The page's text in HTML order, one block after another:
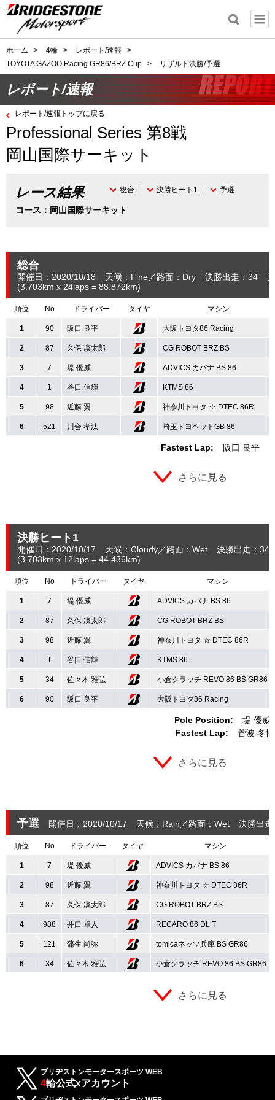
ホーム > 4輪 > レポート/速報
>
TOYOTA GAZOO Racing GR86/BRZ Cup
> リザルト決勝/予選
レポート/速報
レポート/速報トップに戻る
Professional Series 第8戦
岡山国際サーキット
レース結果
コース：岡山国際サーキット
総合 決勝ヒート1 予選
総合
開催日：2020/10/18 天候：Fine 路面：Dry 決勝出走：34
(3.703km x 24laps = 88.872km)
順位 No ドライバー タイヤ マシン
Fastest Lap: 阪口 良平
1 90 阪口 良平 大阪トヨタ86 Racing
2 87 久保 凜太郎 CG ROBOT BRZ BS
3 7 堤 優威 ADVICS カバナ BS 86
4 1 谷口 信輝 KTMS 86
5 98 近藤 翼 神奈川トヨタ ☆ DTEC 86R
6 521 川合 孝汰 埼玉トヨペットGB 86
さらに見る
決勝ヒート1
開催日：2020/10/17 天候：Cloudy 路面：Wet
決勝出走：34
(3.703km x 12laps = 44.436km)
順位 No ドライバー タイヤ マシン
Pole Position:
堤 優威
Fastest Lap:
菅波 冬悟
1 7 堤 優威 ADVICS カバナ BS 86
2 87 久保 凜太郎 CG ROBOT BRZ BS
3 98 近藤 翼 神奈川トヨタ ☆ DTEC 86R
4 1 谷口 信輝 KTMS 86
5 34 佐々木 雅弘 小倉クラッチ REVO 86 BS GR86
6 90 阪口 良平 大阪トヨタ86 Racing
さらに見る
予選 開催日：2020/10/17 天候：Rain 路面：Wet 決勝出
順位 No ドライバー タイヤ マシン
1 7 堤 優威 ADVICS カバナ BS 86
2 98 近藤 翼 神奈川トヨタ ☆ DTEC 86R
3 87 久保 凜太郎 CG ROBOT BRZ BS
4 988 井口 卓人 RECARO 86 DL T
5 121 蒲生 尚弥 tomicaネッツ兵庫 BS GR86
6 34 佐々木 雅弘 小倉クラッチ REVO 86 BS GR86
さらに見る
ブリヂストンモータースポーツ WEB
4輪公式xアカウント